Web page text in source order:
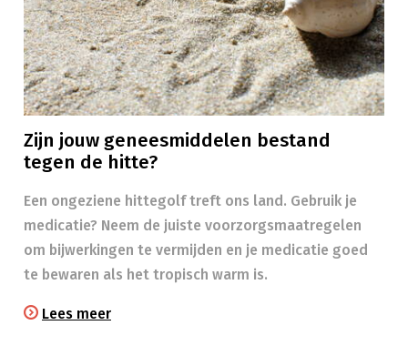
Zijn jouw geneesmiddelen bestand
tegen de hitte?
Een ongeziene hittegolf treft ons land. Gebruik je
medicatie? Neem de juiste voorzorgsmaatregelen
om bijwerkingen te vermijden en je medicatie goed
te bewaren als het tropisch warm is.
Lees meer